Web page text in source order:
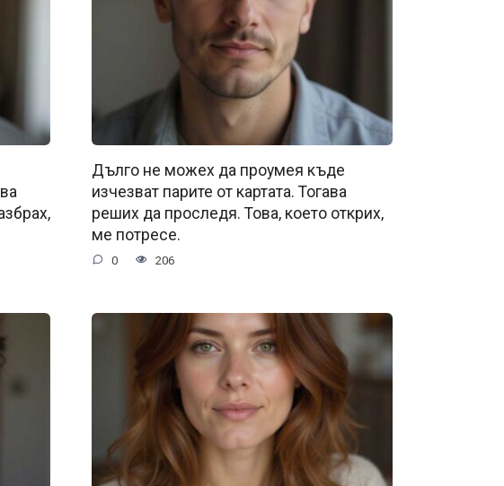
Дълго не можех да проумея къде
изчезват парите от картата. Тогава
реших да проследя. Това, което открих,
ме потресе.
0 206